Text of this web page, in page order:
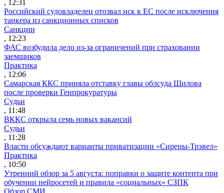
, 12:31
Российский судовладелец отозвал иск к ЕС после исключения
танкера из санкционных списков
Санкции
, 12:23
ФАС возбудила дело из-за ограничений при страховании
заемщиков
Практика
, 12:06
Самарская ККС приняла отставку главы облсуда Шилова
после проверки Генпрокуратуры
Судьи
, 11:48
ВККС открыла семь новых вакансий
Судьи
, 11:28
Власти обсуждают варианты приватизации «Сирены-Трэвел»
Практика
, 10:50
Утренний обзор за 5 августа: поправки о защите контента при
обучении нейросетей и правила «социальных» СЗПК